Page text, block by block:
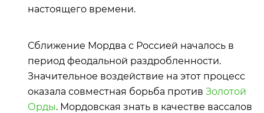
настоящего времени.
Сближение Мордва с Россией началось в
период феодальной раздробленности.
Значительное воздействие на этот процесс
оказала совместная борьба против Золотой
Орды. Мордовская знать в качестве вассалов